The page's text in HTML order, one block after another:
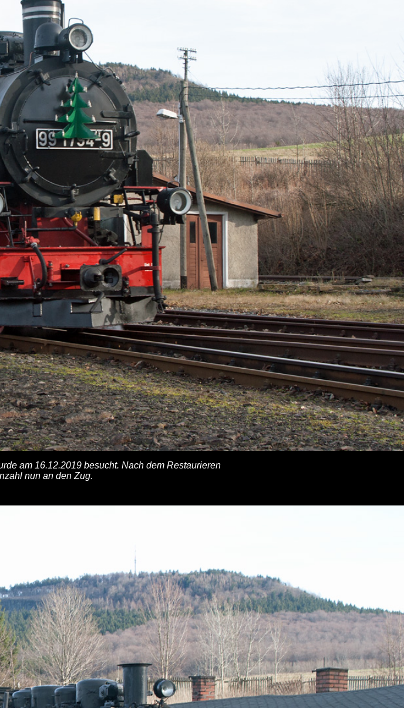
am 16.12.2019 besucht. Nach dem Restaurieren
nun an den Zug.